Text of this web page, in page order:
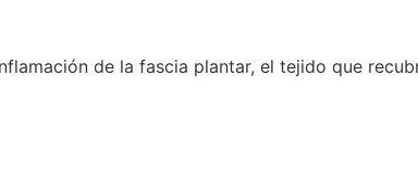
de la fascia plantar, el tejido que